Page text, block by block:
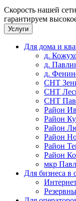
Скорость нашей
гарантируем
Услуги
Для дома и
д.
д.
д.
СНТ
СНТ
СНТ
Район
Район
Район
Район
Район
Район
мкр
Для бизнеса в